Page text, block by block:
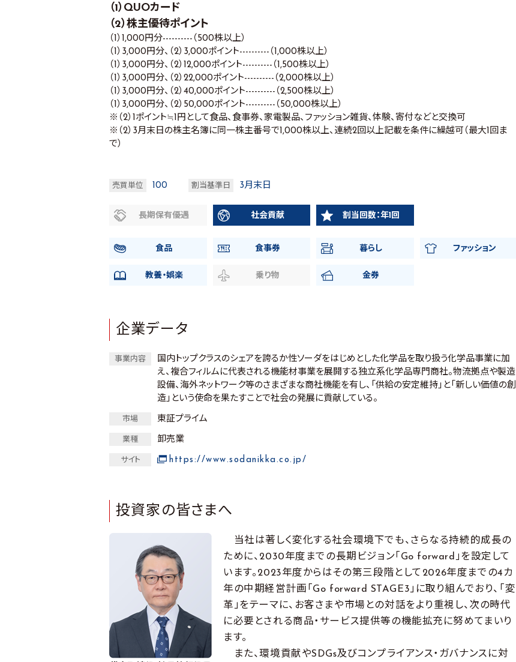
（1）QUOカード
（2）株主優待ポイント
（1）1,000円分----------（500株以上）
（1）3,000円分、（2）3,000ポイント----------（1,000株以上）
（1）3,000円分、（2）12,000ポイント----------（1,500株以上）
（1）3,000円分、（2）22,000ポイント----------（2,000株以上）
（1）3,000円分、（2）40,000ポイント----------（2,500株以上）
（1）3,000円分、（2）50,000ポイント----------（50,000株以上）
※（2）1ポイント≒1円として食品、食事券、家電製品、ファッション雑貨、体験、寄付などと交換可
※（2）3月末日の株主名簿に同一株主番号で1,000株以上、連続2回以上記載を条件に繰越可（最大1回ま
で）
売買単位 100 割当基準日 3月末日
長期保有優遇 社会貢献 割当回数：年1回
食品 食事券 暮らし ファッション
教養・娯楽 乗り物 金券
企業データ
事業内容
国内トップクラスのシェアを誇るか性ソーダをはじめとした化学品を取り扱う化学品事業に加
え、複合フィルムに代表される機能材事業を展開する独立系化学品専門商社。物流拠点や製造
設備、海外ネットワーク等のさまざまな商社機能を有し、「供給の安定維持」と「新しい価値の創
造」という使命を果たすことで社会の発展に貢献している。
市場 東証プライム
業種 卸売業
サイト https://www.sodanikka.co.jp/
投資家の皆さまへ
当社は著しく変化する社会環境下でも、さらなる持続的成長の
ために、2030年度までの長期ビジョン「Go forward」を設定して
います。2023年度からはその第三段階として2026年度までの4カ
年の中期経営計画「Go forward STAGE3」に取り組んでおり、「変
革」をテーマに、お客さまや市場との対話をより重視し、次の時代
に必要とされる商品・サービス提供等の機能拡充に努めてまいり
ます。
また、環境貢献やSDGs及びコンプライアンス・ガバナンスに対